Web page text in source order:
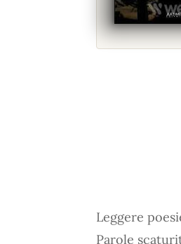
Leggere
Parole